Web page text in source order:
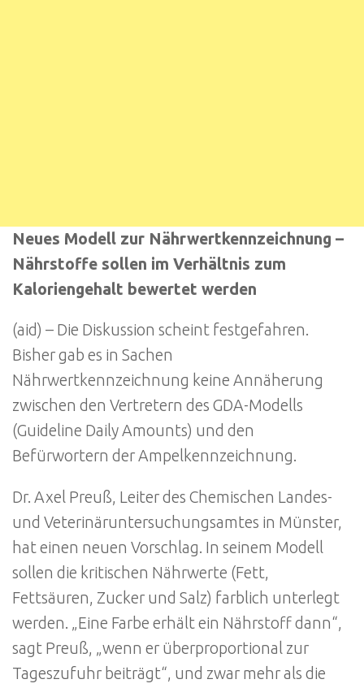
Neues Modell zur Nährwertkennzeichnung –
Nährstoffe sollen im Verhältnis zum
Kaloriengehalt bewertet werden
(aid) – Die Diskussion scheint festgefahren.
Bisher gab es in Sachen
Nährwertkennzeichnung keine Annäherung
zwischen den Vertretern des GDA-Modells
(Guideline Daily Amounts) und den
Befürwortern der Ampelkennzeichnung.
Dr. Axel Preuß, Leiter des Chemischen Landes-
und Veterinäruntersuchungsamtes in Münster,
hat einen neuen Vorschlag. In seinem Modell
sollen die kritischen Nährwerte (Fett,
Fettsäuren, Zucker und Salz) farblich unterlegt
werden. „Eine Farbe erhält ein Nährstoff dann“,
sagt Preuß, „wenn er überproportional zur
Tageszufuhr beiträgt“, und zwar mehr als die